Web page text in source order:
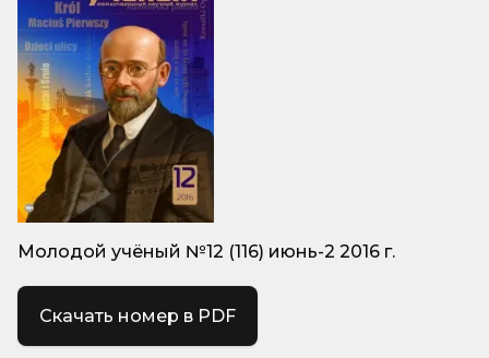
Молодой учёный №12 (116) июнь-2 2016 г.
Скачать номер в PDF